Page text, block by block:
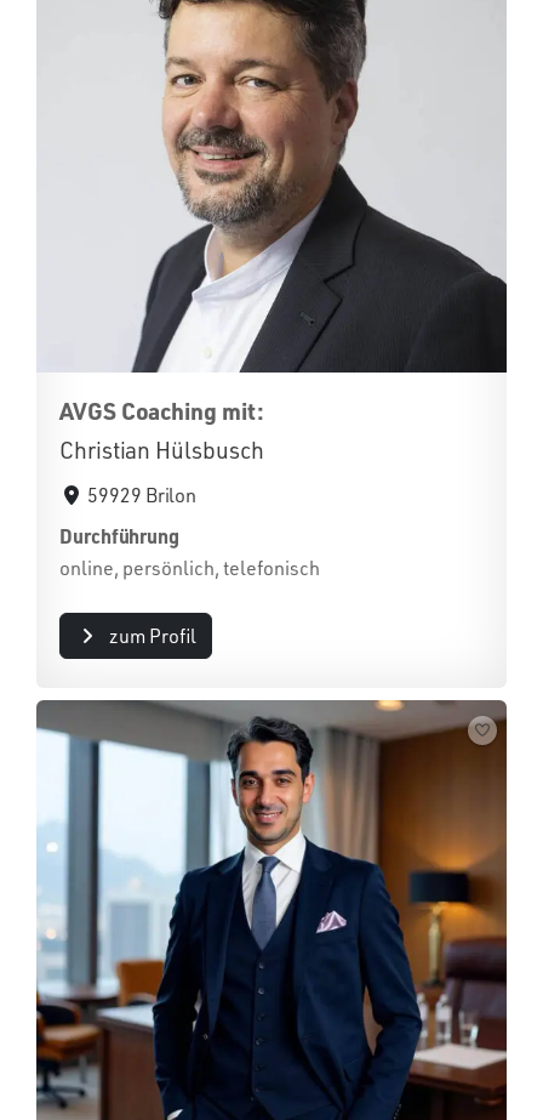
AVGS Coaching mit:
Christian Hülsbusch
59929 Brilon
Durchführung
online, persönlich, telefonisch
zum Profil